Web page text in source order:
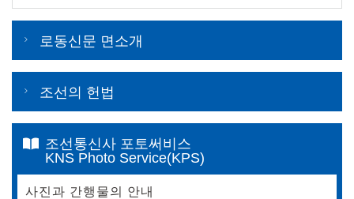
로동신문 면소개
조선의 헌법
조선통신사 포토써비스
KNS Photo Service(KPS)
사진과 간행물의 안내